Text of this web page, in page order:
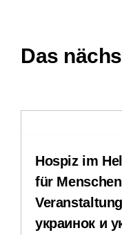
Downloads
Impressum
Das
Hospiz im
für
украинок и